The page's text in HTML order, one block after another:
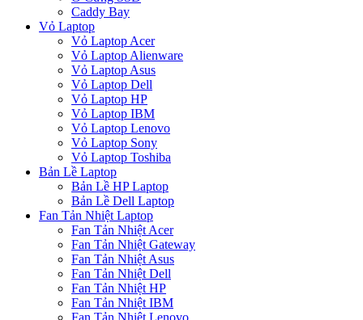
Caddy Bay
Vỏ Laptop
Vỏ Laptop Acer
Vỏ Laptop Alienware
Vỏ Laptop Asus
Vỏ Laptop Dell
Vỏ Laptop HP
Vỏ Laptop IBM
Vỏ Laptop Lenovo
Vỏ Laptop Sony
Vỏ Laptop Toshiba
Bản Lề Laptop
Bản Lề HP Laptop
Bản Lề Dell Laptop
Fan Tản Nhiệt Laptop
Fan Tản Nhiệt Acer
Fan Tản Nhiệt Gateway
Fan Tản Nhiệt Asus
Fan Tản Nhiệt Dell
Fan Tản Nhiệt HP
Fan Tản Nhiệt IBM